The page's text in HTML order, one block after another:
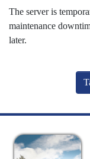
The server is
maintenance
later.